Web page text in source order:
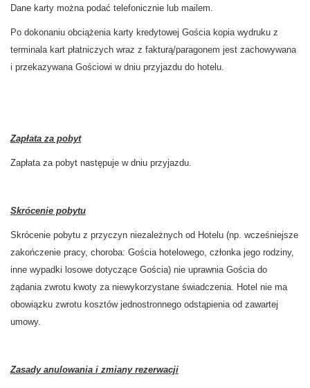
Dane karty można podać telefonicznie lub mailem.
Po dokonaniu obciążenia karty kredytowej Gościa kopia wydruku z
terminala kart płatniczych wraz z fakturą/paragonem jest zachowywana
i przekazywana Gościowi w dniu przyjazdu do hotelu.
Zapłata za pobyt
Zapłata za pobyt następuje w dniu przyjazdu.
Skrócenie pobytu
Skrócenie pobytu z przyczyn niezależnych od Hotelu (np. wcześniejsze
zakończenie pracy, choroba: Gościa hotelowego, członka jego rodziny,
inne wypadki losowe dotyczące Gościa) nie uprawnia Gościa do
żądania zwrotu kwoty za niewykorzystane świadczenia. Hotel nie ma
obowiązku zwrotu kosztów jednostronnego odstąpienia od zawartej
umowy.
Zasady anulowania i zmiany rezerwacji